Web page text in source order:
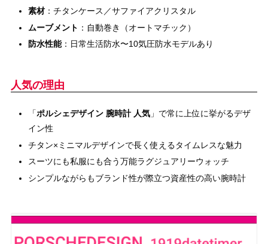
素材：チタンケース／サファイアクリスタル
ムーブメント ：自動巻き（オートマチック）
防水性能：日常生活防水〜10気圧防水モデルあり
人気の理由
「ポルシェデザイン 腕時計 人気 」で常に上位に挙がるデザ
イン性
チタン×ミニマルデザインで長く使えるタイムレスな魅力
スーツにも私服にも合う万能ラグジュアリーウォッチ
シンプルながらもブランド性が際立つ資産性の高い腕時計